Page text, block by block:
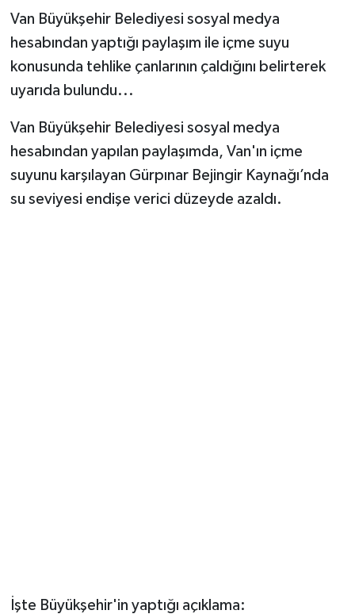
Van Büyükşehir Belediyesi sosyal medya
hesabından yaptığı paylaşım ile içme suyu
konusunda tehlike çanlarının çaldığını belirterek
uyarıda bulundu...
Van Büyükşehir Belediyesi sosyal medya
hesabından yapılan paylaşımda, Van'ın içme
suyunu karşılayan Gürpınar Bejingir Kaynağı’nda
su seviyesi endişe verici düzeyde azaldı.
İşte Büyükşehir'in yaptığı açıklama: